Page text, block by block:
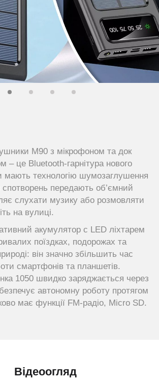
M90 з мікрофоном та док
– це Bluetooth-гарнітура нового
мають технологію шумозаглушення
спотворень передають об’ємний
слухати музику або розмовляти
на вулиці.
акумулятор c LED ліхтарем
поїздках, подорожах та
він значно збільшить час
смартфонів та планшетів.
1050 швидко заряджається через
автономну роботу протягом
має функції FM-радіо, Micro SD.
Відеоогляд